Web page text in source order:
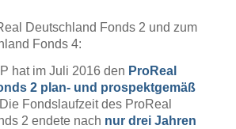
Deutschland Fonds 2 und zum
Fonds 4:
hat im Juli 2016 den ProReal
2 plan- und prospektgemäß
Fondslaufzeit des ProReal
2 endete nach nur drei Jahren